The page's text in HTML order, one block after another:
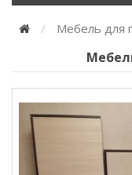
Мебель для